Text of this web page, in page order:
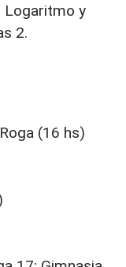
Logaritmo y
2.
(16 hs)